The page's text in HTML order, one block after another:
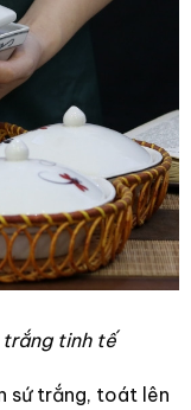
trắng tinh tế
sứ trắng, toát lên